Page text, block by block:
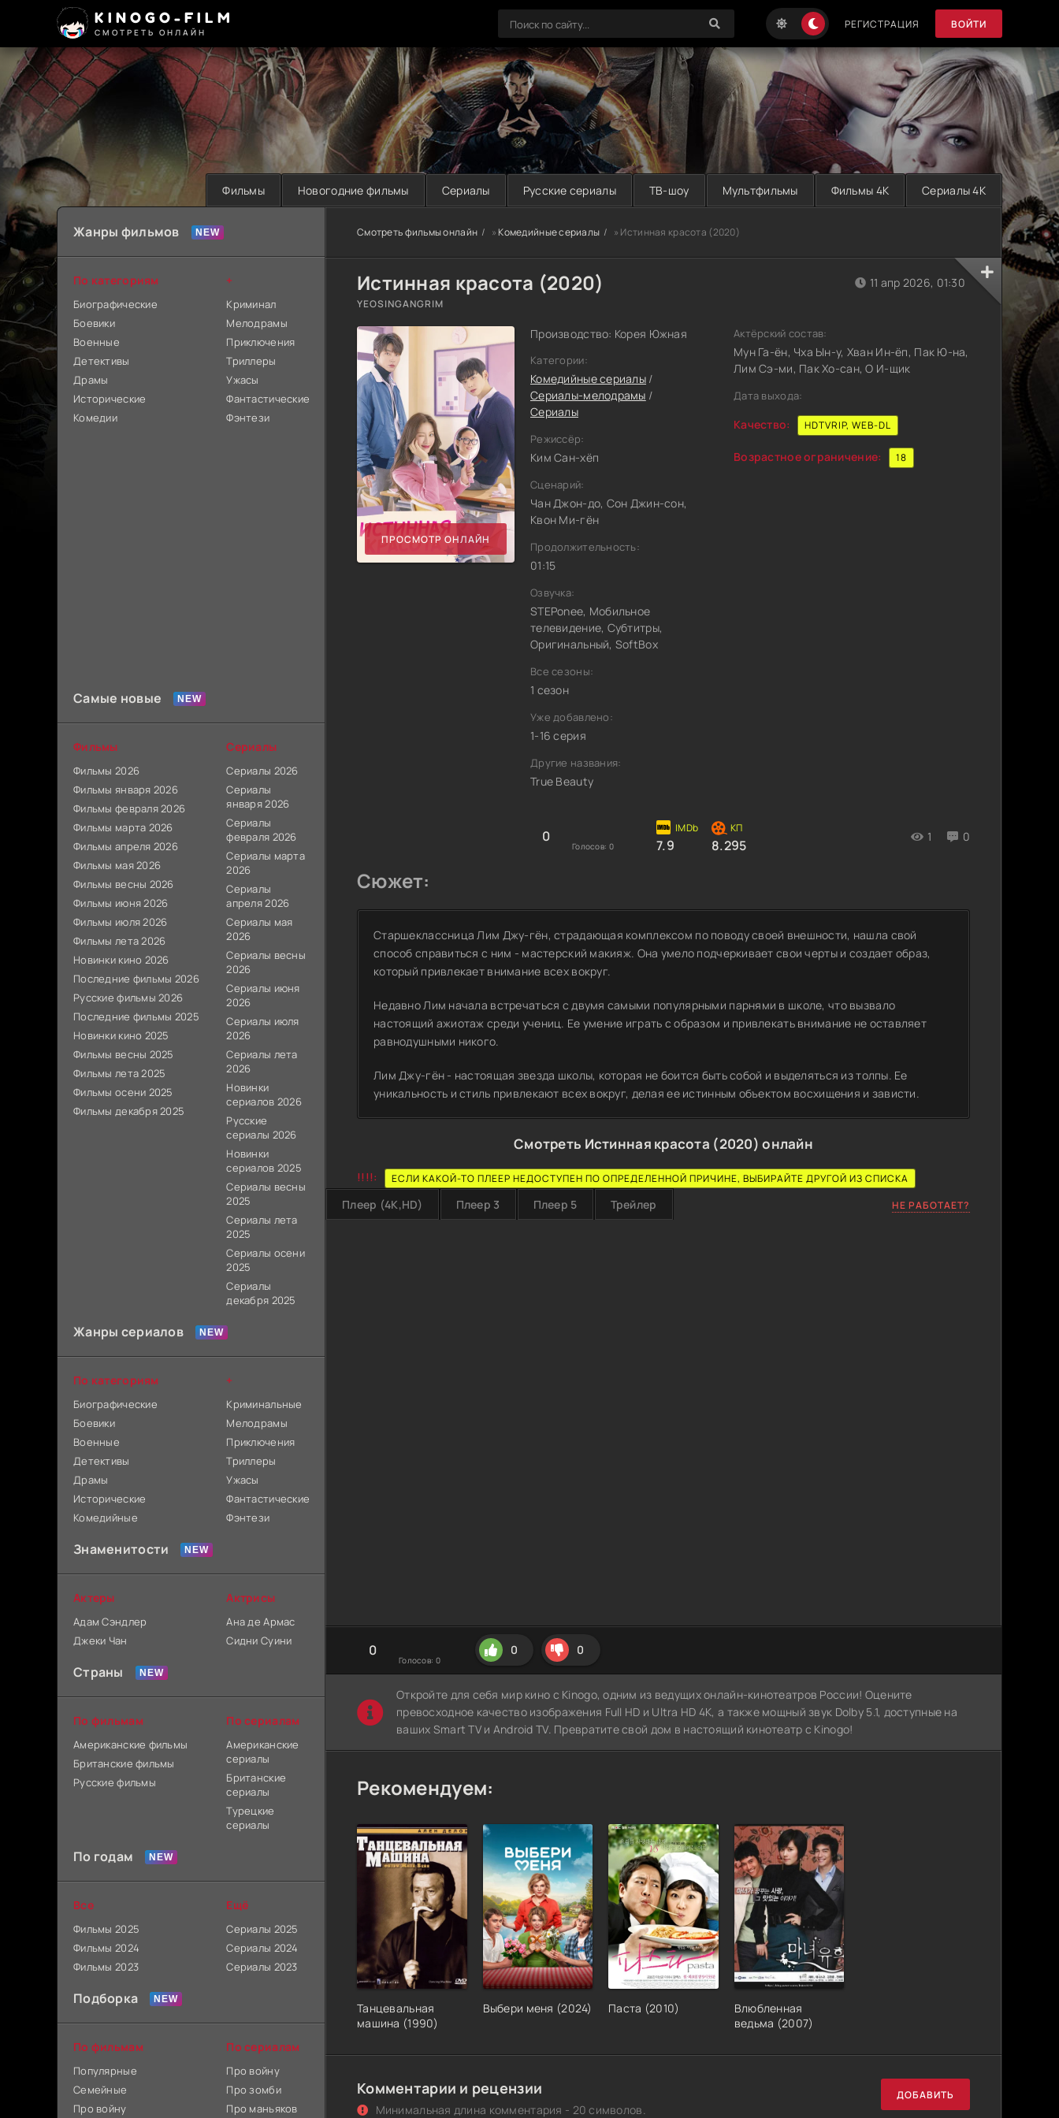
KINOGO-FILM
СМОТРЕТЬ ОНЛАЙН
РЕГИСТРАЦИЯ ВОЙТИ
Фильмы Новогодние фильмы Сериалы Русские сериалы ТВ-шоу Мультфильмы Фильмы 4K Сериалы 4K
Смотреть фильмы онлайн »Комедийные сериалы » Истинная красота (2020)
Истинная красота (2020)
YEOSINGANGRIM
ПРОСМОТР ОНЛАЙН
Производство: Корея Южная
Категории:
Комедийные сериалы /
Сериалы-мелодрамы /
Сериалы
Режиссёр:
Ким Сан-хёп
Сценарий:
Чан Джон-до, Сон Джин-сон,
Квон Ми-гён
Продолжительность:
01:15
Озвучка:
STEPonee, Мобильное
телевидение, Субтитры,
Оригинальный, SoftBox
Все сезоны:
1 сезон
Уже добавлено:
1-16 серия
Другие названия:
True Beauty
0
Голосов: 0 7.9 8.295
1 0
11 апр 2026, 01:30
Актёрский состав:
Мун Га-ён, Чха Ын-у, Хван Ин-ёп, Пак Ю-на,
Лим Сэ-ми, Пак Хо-сан, О И-щик
Дата выхода:
Качество: HDTVRIP, WEB-DL
Возрастное ограничение: 18
Сюжет:
Старшеклассница Лим Джу-гён, страдающая комплексом по поводу своей внешности, нашла свой
способ справиться с ним - мастерский макияж. Она умело подчеркивает свои черты и создает образ,
который привлекает внимание всех вокруг.
Недавно Лим начала встречаться с двумя самыми популярными парнями в школе, что вызвало
настоящий ажиотаж среди учениц. Ее умение играть с образом и привлекать внимание не оставляет
равнодушными никого.
Лим Джу-гён - настоящая звезда школы, которая не боится быть собой и выделяться из толпы. Ее
уникальность и стиль привлекают всех вокруг, делая ее истинным объектом восхищения и зависти.
Смотреть Истинная красота (2020) онлайн
!!!!: ЕСЛИ КАКОЙ-ТО ПЛЕЕР НЕДОСТУПЕН ПО ОПРЕДЕЛЕННОЙ ПРИЧИНЕ, ВЫБИРАЙТЕ ДРУГОЙ ИЗ СПИСКА
Плеер (4K,HD) Плеер 3 Плеер 5 Трейлер НЕ РАБОТАЕТ?
0
Голосов: 0
0 0
Откройте для себя мир кино с Kinogo, одним из ведущих онлайн-кинотеатров России! Оцените
превосходное качество изображения Full HD и Ultra HD 4K, а также мощный звук Dolby 5.1, доступные на
ваших Smart TV и Android TV. Превратите свой дом в настоящий кинотеатр с Kinogo!
Рекомендуем:
Танцевальная
машина (1990)
Выбери меня (2024) Паста (2010)
Влюбленная
ведьма (2007)
Комментарии и рецензии
Минимальная длина комментария - 20 символов.
ДОБАВИТЬ
Жанры фильмов
По категориям
Биографические
Боевики
Военные
Детективы
Драмы
Исторические
Комедии
+
Криминал
Мелодрамы
Приключения
Триллеры
Ужасы
Фантастические
Фэнтези
Самые новые
Фильмы
Фильмы 2026
Фильмы января 2026
Фильмы февраля 2026
Фильмы марта 2026
Фильмы апреля 2026
Фильмы мая 2026
Фильмы весны 2026
Фильмы июня 2026
Фильмы июля 2026
Фильмы лета 2026
Новинки кино 2026
Последние фильмы 2026
Русские фильмы 2026
Последние фильмы 2025
Новинки кино 2025
Фильмы весны 2025
Фильмы лета 2025
Фильмы осени 2025
Фильмы декабря 2025
Сериалы
Сериалы 2026
Сериалы
января 2026
Сериалы
февраля 2026
Сериалы марта
2026
Сериалы
апреля 2026
Сериалы мая
2026
Сериалы весны
2026
Сериалы июня
2026
Сериалы июля
2026
Сериалы лета
2026
Новинки
сериалов 2026
Русские
сериалы 2026
Новинки
сериалов 2025
Сериалы весны
2025
Сериалы лета
2025
Сериалы осени
2025
Сериалы
декабря 2025
Жанры сериалов
По категориям
Биографические
Боевики
Военные
Детективы
Драмы
Исторические
Комедийные
+
Криминальные
Мелодрамы
Приключения
Триллеры
Ужасы
Фантастические
Фэнтези
Знаменитости
Актеры
Адам Сэндлер
Джеки Чан
Актрисы
Ана де Армас
Сидни Суини
Страны
По фильмам
Американские фильмы
Британские фильмы
Русские фильмы
По сериалам
Американские
сериалы
Британские
сериалы
Турецкие
сериалы
По годам
Все
Фильмы 2025
Фильмы 2024
Фильмы 2023
Ещё
Сериалы 2025
Сериалы 2024
Сериалы 2023
Подборка
По фильмам
Популярные
Семейные
Про войну
По сериалам
Про войну
Про зомби
Про маньяков